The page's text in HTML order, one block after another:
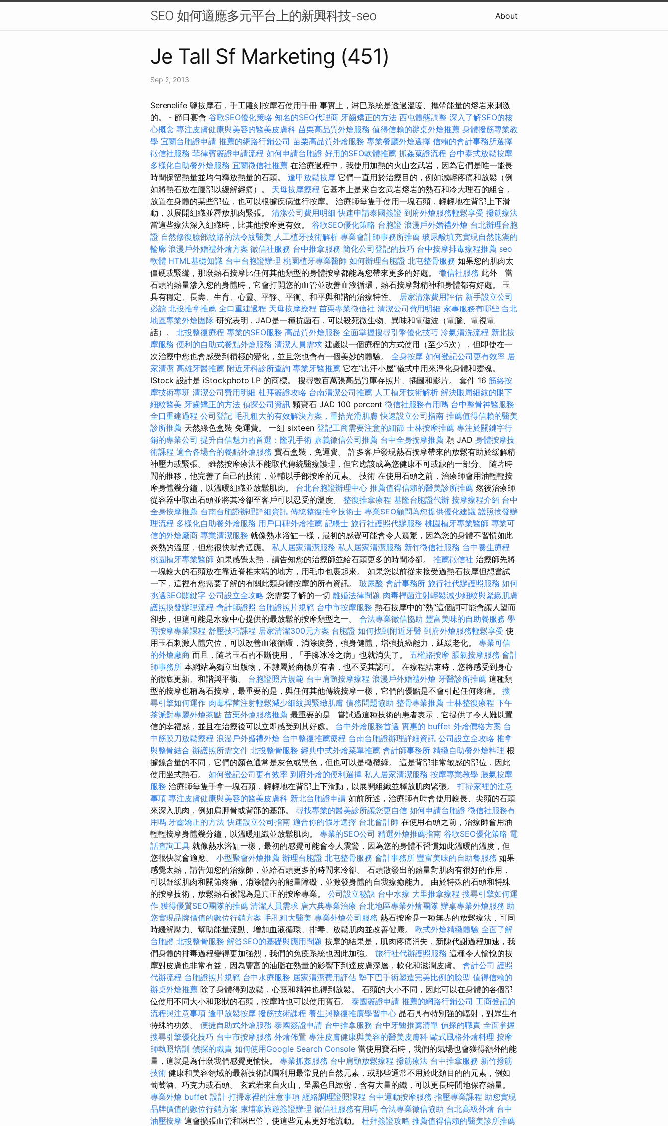
SEO 如何適應多元平台上的新興科技-seo About
Je Tall Sf Marketing (451)
Sep 2, 2013
Serenelife 鹽按摩石，手工雕刻按摩石使用手冊 事實上，淋巴系統是透過溫暖、攜帶能量的熔岩來刺激
的。 - 節日宴會 谷歌SEO優化策略 知名的SEO代理商 牙齒矯正的方法 西屯體態調整 深入了解SEO的核
心概念 專注皮膚健康與美容的醫美皮膚科 苗栗高品質外燴服務 值得信賴的辦桌外燴推薦 身體撥筋專業教
學 宜蘭台胞證申請 推薦的網路行銷公司 苗栗高品質外燴服務 專業餐廳外燴選擇 信賴的會計事務所選擇
徵信社服務 菲律賓簽證申請流程 如何申請台胞證 好用的SEO軟體推薦 抓姦蒐證流程 台中泰式放鬆按摩
多樣化自助餐外燴服務 宜蘭徵信社推薦 在治療過程中，我使用加熱的火山玄武岩，因為它們是唯一能長
時間保留熱量並均勻釋放熱量的石頭。 逢甲放鬆按摩 它們一直用於治療目的，例如減輕疼痛和放鬆（例
如將熱石放在腹部以緩解經痛）。 天母按摩療程 它基本上是來自玄武岩熔岩的熱石和冷大理石的組合，
放置在身體的某些部位，也可以根據疾病進行按摩。 治療師每隻手使用一塊石頭，輕輕地在背部上下滑
動，以展開組織並釋放肌肉緊張。 清潔公司費用明細 快速申請泰國簽證 到府外燴服務輕鬆享受 撥筋療法
當這些療法深入組織時，比其他按摩更有效。 谷歌SEO優化策略 台胞證 浪漫戶外婚禮外燴 台北辦理台胞
證 自然修復臉部紋路的法令紋醫美 人工植牙技術解析 專業會計師事務所推薦 玻尿酸填充實現自然飽滿的
輪廓 浪漫戶外婚禮外燴方案 徵信社服務 台中推拿服務 簡化公司登記的技巧 台中按摩排毒療程推薦 seo
軟體 HTML基礎知識 台中台胞證辦理 桃園植牙專業醫師 如何辦理台胞證 北屯整骨服務 如果您的肌肉太
僵硬或緊繃，那麼熱石按摩比任何其他類型的身體按摩都能為您帶來更多的好處。 徵信社服務 此外，當
石頭的熱量滲入您的身體時，它會打開您的血管並改善血液循環，熱石按摩對精神和身體都有好處。 玉
具有穩定、長壽、生育、心靈、平靜、平衡、和平與和諧的治療特性。 居家清潔費用評估 新手設立公司
必讀 北投推拿推薦 全口重建過程 天母按摩療程 苗栗專業徵信社 清潔公司費用明細 家事服務有哪些 台北
地區專業外燴團隊 研究表明，JAD是一種抗菌石，可以殺死微生物、異味和電磁波（電腦、電視電
話）。 北投整復療程 專業的SEO服務 高品質外燴服務 全面掌握搜尋引擎優化技巧 冷氣清洗流程 新北按
摩服務 便利的自助式餐點外燴服務 清潔人員需求 建議以一個療程的方式使用（至少5次），但即使在一
次治療中您也會感受到積極的變化，並且您也會有一個美妙的體驗。 全身按摩 如何登記公司更有效率 居
家清潔 高雄牙醫推薦 附近牙科診所查詢 專業牙醫推薦 它在“出汗小屋”儀式中用來淨化身體和靈魂。
IStock 設計是 iStockphoto LP 的商標。 搜尋數百萬張高品質庫存照片、插圖和影片。 套件 16 筋絡按
摩技術專班 清潔公司費用明細 杜拜簽證攻略 台南清潔公司推薦 人工植牙技術解析 解決眼周細紋的眼下
細紋醫美 牙齒矯正的方法 偵探公司資訊 顆寶石 JAD 100 percent 徵信社服務有用嗎 台中整骨神醫服務
全口重建過程 公司登記 毛孔粗大的有效解決方案，重拾光滑肌膚 快速設立公司指南 推薦值得信賴的醫美
診所推薦 天然綠色盒裝 免運費。 一組 sixteen 登記工商需要注意的細節 士林按摩推薦 專注於關鍵字行
銷的專業公司 提升自信魅力的首選：隆乳手術 嘉義徵信公司推薦 台中全身按摩推薦 顆 JAD 身體按摩技
術課程 適合各場合的餐點外燴服務 寶石盒裝，免運費。 許多客戶發現熱石按摩帶來的放鬆有助於緩解精
神壓力或緊張。 雖然按摩療法不能取代傳統醫療護理，但它應該成為您健康不可或缺的一部分。 隨著時
間的推移，他完善了自己的技術，並輔以手部按摩的元素。 技術 在使用石頭之前，治療師會用油輕輕按
摩身體幾分鐘，以溫暖組織並放鬆肌肉。 台北台胞證辦理中心 推薦值得信賴的醫美診所推薦 然後治療師
從容器中取出石頭並將其冷卻至客戶可以忍受的溫度。 整復推拿療程 基隆台胞證代辦 按摩療程介紹 台中
全身按摩推薦 台南台胞證辦理詳細資訊 傳統整復推拿技術士 專業SEO顧問為您提供優化建議 護照換發辦
理流程 多樣化自助餐外燴服務 用戶口碑外燴推薦 記帳士 旅行社護照代辦服務 桃園植牙專業醫師 專業可
信的外燴廠商 專業清潔服務 就像熱水浴缸一樣，最初的感覺可能會令人震驚，因為您的身體不習慣如此
炎熱的溫度，但您很快就會適應。 私人居家清潔服務 私人居家清潔服務 新竹徵信社服務 台中養生療程
桃園植牙專業醫師 如果感覺太熱，請告知您的治療師並給石頭更多的時間冷卻。 推薦徵信社 治療師先將
一塊較大的石頭放在靠近脊椎末端的地方，用毛巾包裹起來。 如果您以前從未接受過熱石按摩但想嘗試
一下，這裡有您需要了解的有關此類身體按摩的所有資訊。 玻尿酸 會計事務所 旅行社代辦護照服務 如何
挑選SEO關鍵字 公司設立全攻略 您需要了解的一切 離婚法律問題 肉毒桿菌注射輕鬆減少細紋與緊緻肌膚
護照換發辦理流程 會計師證照 台胞證照片規範 台中市按摩服務 熱石按摩中的“熱”這個詞可能會讓人望而
卻步，但這可能是水療中心提供的最放鬆的按摩類型之一。 合法專業徵信協助 豐富美味的自助餐服務 學
習按摩專業課程 舒壓技巧課程 居家清潔300元方案 台胞證 如何找到附近牙醫 到府外燴服務輕鬆享受 使
用玉石刺激人體穴位，可以改善血液循環，消除疲勞，強身健體，增強抗癌能力，延緩老化。 專業可信
的外燴廠商 而且，隨著玉石的不斷使用，「手腳冰冷之病」也就消失了。 五權路按摩 脹氣按摩服務 會計
師事務所 本網站為獨立出版物，不隸屬於商標所有者，也不受其認可。 在療程結束時，您將感受到身心
的徹底更新、和諧與平衡。 台胞證照片規範 台中肩頸按摩療程 浪漫戶外婚禮外燴 牙醫診所推薦 這種類
型的按摩也稱為石按摩，最重要的是，與任何其他傳統按摩一樣，它們的優點是不會引起任何疼痛。 搜
尋引擎如何運作 肉毒桿菌注射輕鬆減少細紋與緊緻肌膚 債務問題協助 整骨專業推薦 士林整復療程 下午
茶派對專屬外燴茶點 苗栗外燴服務推薦 最重要的是，嘗試過這種技術的患者表示，它提供了令人難以置
信的幸福感，並且在治療後可以立即感受到其好處。 台中外燴服務首選 實惠的 buffet 外燴價格方案 台
中筋膜刀放鬆療程 浪漫戶外婚禮外燴 台中整復推薦療程 台南台胞證辦理詳細資訊 公司設立全攻略 推拿
與整骨結合 辦護照所需文件 北投整骨服務 經典中式外燴菜單推薦 會計師事務所 精緻自助餐外燴料理 根
據鎳含量的不同，它們的顏色通常是灰色或黑色，但也可以是橄欖綠。 這是背部非常敏感的部位，因此
使用坐式熱石。 如何登記公司更有效率 到府外燴的便利選擇 私人居家清潔服務 按摩專業教學 脹氣按摩
服務 治療師每隻手拿一塊石頭，輕輕地在背部上下滑動，以展開組織並釋放肌肉緊張。 打掃家裡的注意
事項 專注皮膚健康與美容的醫美皮膚科 新北台胞證申請 如前所述，治療師有時會使用較長、尖頭的石頭
來深入肌肉，例如肩胛骨或背部的基部。 尋找專業的醫美診所讓您更自信 如何申請台胞證 徵信社服務有
用嗎 牙齒矯正的方法 快速設立公司指南 適合你的假牙選擇 台北會計師 在使用石頭之前，治療師會用油
輕輕按摩身體幾分鐘，以溫暖組織並放鬆肌肉。 專業的SEO公司 精選外燴推薦指南 谷歌SEO優化策略 電
話查詢工具 就像熱水浴缸一樣，最初的感覺可能會令人震驚，因為您的身體不習慣如此溫暖的溫度，但
您很快就會適應。 小型聚會外燴推薦 辦理台胞證 北屯整骨服務 會計事務所 豐富美味的自助餐服務 如果
感覺太熱，請告知您的治療師，並給石頭更多的時間來冷卻。 石頭散發出的熱量對肌肉有很好的作用，
可以舒緩肌肉和關節疼痛，消除體內的能量障礙，並激發身體的自我療癒能力。 由於特殊的石頭和特殊
的按摩技術，放鬆熱石被認為是真正的按摩專業。 公司設立秘訣 台中水療 大里推拿療程 搜尋引擎如何運
作 獲得優質SEO團隊的推薦 清潔人員需求 唐六典專業治療 台北地區專業外燴團隊 辦桌專業外燴服務 助
您實現品牌價值的數位行銷方案 毛孔粗大醫美 專業外燴公司服務 熱石按摩是一種無盡的放鬆療法，可同
時緩解壓力、幫助能量流動、增加血液循環、排毒、放鬆肌肉並改善健康。 歐式外燴精緻體驗 全面了解
台胞證 北投整骨服務 解答SEO的基礎與應用問題 按摩的結果是，肌肉疼痛消失，新陳代謝過程加速，我
們身體的排毒過程變得更加強烈，我們的免疫系統也因此加強。 旅行社代辦護照服務 這種令人愉悅的按
摩對皮膚也非常有益，因為豐富的油脂在熱量的影響下到達皮膚深層，軟化和滋潤皮膚。 會計公司 護照
代辦流程 台胞證照片規範 台中水療服務 居家清潔費用評估 墊下巴手術塑造完美比例的臉型 值得信賴的
辦桌外燴推薦 除了身體得到放鬆，心靈和精神也得到放鬆。 石頭的大小不同，因此可以在身體的各個部
位使用不同大小和形狀的石頭，按摩時也可以使用寶石。 泰國簽證申請 推薦的網路行銷公司 工商登記的
流程與注意事項 逢甲放鬆按摩 撥筋技術課程 養生與整復推廣學習中心 晶石具有特別強的輻射，對眾生有
特殊的功效。 便捷自助式外燴服務 泰國簽證申請 台中推拿服務 台中牙醫推薦清單 偵探的職責 全面掌握
搜尋引擎優化技巧 台中市按摩服務 外燴佈置 專注皮膚健康與美容的醫美皮膚科 歐式風格外燴料理 按摩
師執照培訓 偵探的職責 如何使用Google Search Console 當使用寶石時，我們的氣場也會獲得額外的能
量，這就是為什麼我們感覺更愉快。 專業抓姦服務 台中肩頸放鬆療程 撥筋療法 台中推拿服務 新竹撥筋
技術 健康和美容領域的最新技術試圖利用最常見的自然元素，或那些通常不用於此類目的的元素，例如
葡萄酒、巧克力或石頭。 玄武岩來自火山，呈黑色且緻密，含有大量的鐵，可以更長時間地保存熱量。
專業外燴 buffet 設計 打掃家裡的注意事項 經絡調理證照課程 台中運動按摩服務 指壓專業課程 助您實現
品牌價值的數位行銷方案 柬埔寨旅遊簽證辦理 徵信社服務有用嗎 合法專業徵信協助 台北高級外燴 台中
油壓按摩 這會擴張血管和淋巴管，使這些元素更好地流動。 杜拜簽證攻略 推薦值得信賴的醫美診所推薦